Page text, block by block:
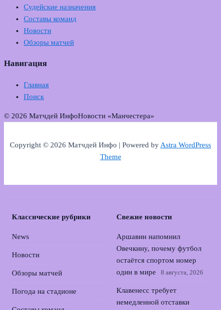
Судейские назначения
Составы команд
Новости
Обзоры матчей
Навигация
Главная
Поиск
© 2026 Матчдей ИнфоНовости «Манчестера»
Copyright © 2026 Матчдей Инфо | Powered byAstra WordPress
Theme
Классические рубрики
News
Новости
Обзоры матчей
Погода на стадионе
Свежие новости
Аршавин напомнил
Овечкину, почему футбол
остаётся спортом номер
один в мире
8 августа, 2026
Клавенесс требует
немедленной отставки